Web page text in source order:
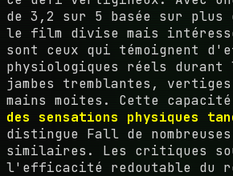
de 3,2 sur 5 basée sur plus
le film divise mais
sont ceux qui témoignent
physiologiques réels
jambes tremblantes,
mains moites. Cette
des sensations physiques
distingue Fall de
similaires. Les critiques
l'efficacité redoutable du